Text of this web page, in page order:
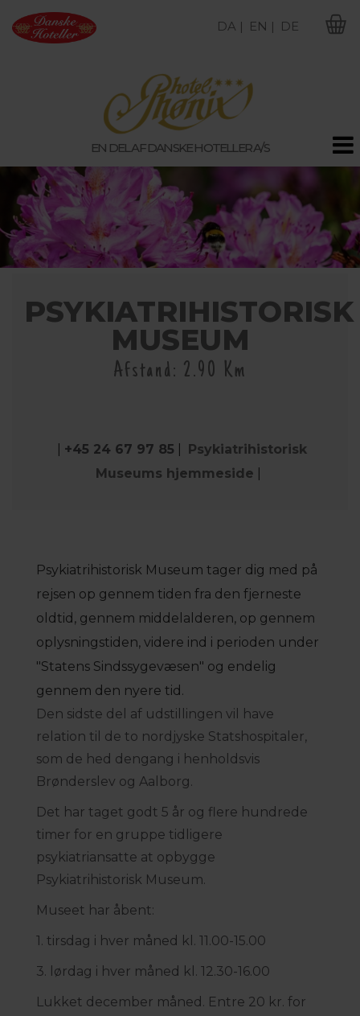
EN DEL AF DANSKE HOTELLER A/S
DA | EN | DE
PSYKIATRIHISTORISK
MUSEUM
Afstand: 2.90 Km
+45 24 67 97 85
Psykiatrihistorisk
Museums hjemmeside
Psykiatrihistorisk Museum tager dig med på
rejsen op gennem tiden fra den fjerneste
oldtid, gennem middelalderen, op gennem
oplysningstiden, videre ind i perioden under
"Statens Sindssygevæsen" og endelig
gennem den nyere tid.
Den sidste del af udstillingen vil have
relation til de to nordjyske Statshospitaler,
som de hed dengang i henholdsvis
Brønderslev og Aalborg.
Det har taget godt 5 år og flere hundrede
timer for en gruppe tidligere
psykiatriansatte at opbygge
Psykiatrihistorisk Museum.
Museet har åbent:
1. tirsdag i hver måned kl. 11.00-15.00
3. lørdag i hver måned kl. 12.30-16.00
Lukket december måned. Entre 20 kr. for